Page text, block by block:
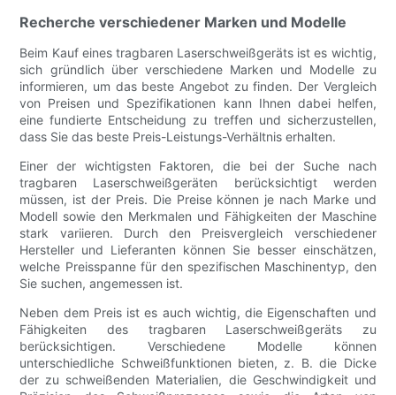
Recherche verschiedener Marken und Modelle
Beim Kauf eines tragbaren Laserschweißgeräts ist es wichtig,
sich gründlich über verschiedene Marken und Modelle zu
informieren, um das beste Angebot zu finden. Der Vergleich
von Preisen und Spezifikationen kann Ihnen dabei helfen,
eine fundierte Entscheidung zu treffen und sicherzustellen,
dass Sie das beste Preis-Leistungs-Verhältnis erhalten.
Einer der wichtigsten Faktoren, die bei der Suche nach
tragbaren Laserschweißgeräten berücksichtigt werden
müssen, ist der Preis. Die Preise können je nach Marke und
Modell sowie den Merkmalen und Fähigkeiten der Maschine
stark variieren. Durch den Preisvergleich verschiedener
Hersteller und Lieferanten können Sie besser einschätzen,
welche Preisspanne für den spezifischen Maschinentyp, den
Sie suchen, angemessen ist.
Neben dem Preis ist es auch wichtig, die Eigenschaften und
Fähigkeiten des tragbaren Laserschweißgeräts zu
berücksichtigen. Verschiedene Modelle können
unterschiedliche Schweißfunktionen bieten, z. B. die Dicke
der zu schweißenden Materialien, die Geschwindigkeit und